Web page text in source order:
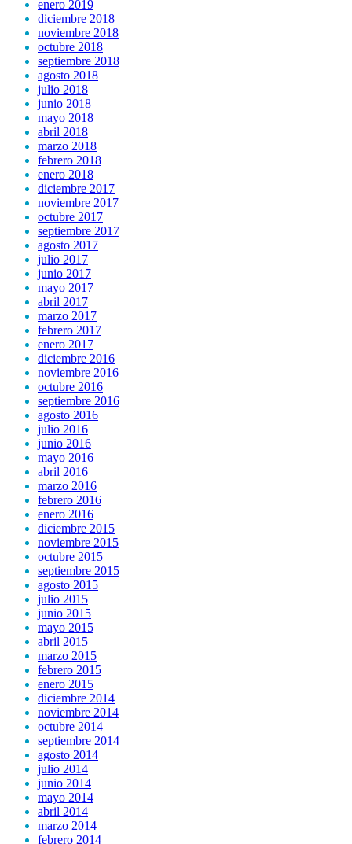
enero 2019
diciembre 2018
noviembre 2018
octubre 2018
septiembre 2018
agosto 2018
julio 2018
junio 2018
mayo 2018
abril 2018
marzo 2018
febrero 2018
enero 2018
diciembre 2017
noviembre 2017
octubre 2017
septiembre 2017
agosto 2017
julio 2017
junio 2017
mayo 2017
abril 2017
marzo 2017
febrero 2017
enero 2017
diciembre 2016
noviembre 2016
octubre 2016
septiembre 2016
agosto 2016
julio 2016
junio 2016
mayo 2016
abril 2016
marzo 2016
febrero 2016
enero 2016
diciembre 2015
noviembre 2015
octubre 2015
septiembre 2015
agosto 2015
julio 2015
junio 2015
mayo 2015
abril 2015
marzo 2015
febrero 2015
enero 2015
diciembre 2014
noviembre 2014
octubre 2014
septiembre 2014
agosto 2014
julio 2014
junio 2014
mayo 2014
abril 2014
marzo 2014
febrero 2014